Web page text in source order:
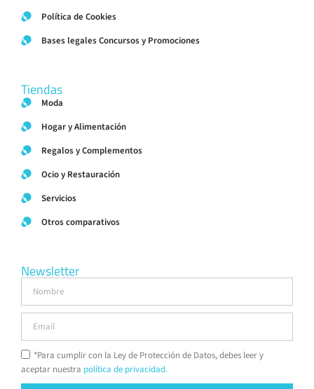
Política de Cookies
Bases legales Concursos y Promociones
Tiendas
Moda
Hogar y Alimentación
Regalos y Complementos
Ocio y Restauración
Servicios
Otros comparativos
Newsletter
*Para cumplir con la Ley de Protección de Datos, debes leer y
aceptar nuestra política de privacidad.